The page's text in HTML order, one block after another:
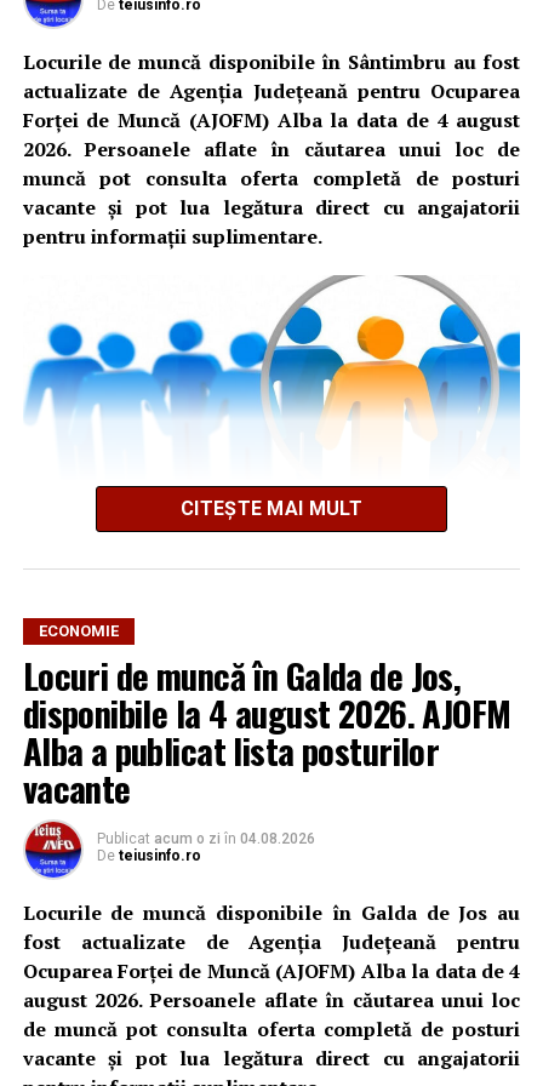
De teiusinfo.ro
Locurile de muncă disponibile în Sântimbru au fost
actualizate de Agenția Județeană pentru Ocuparea
Forței de Muncă (AJOFM) Alba la data de 4 august
2026. Persoanele aflate în căutarea unui loc de
muncă pot consulta oferta completă de posturi
vacante și pot lua legătura direct cu angajatorii
pentru informații suplimentare.
din comuna Sântimbru, valabilă la data de
2026. Oferta cuprinde posturi din mai multe domenii de
activitate, fiind adresată atât persoanelor cu experiență,
cât și celor aflate la început de carieră.
Cei interesați pot consulta toate locurile de muncă
disponibile accesând platforma oficială ANOFM,
selectând
fizice – Locuri de muncă vacante”
informații pot fi obținute direct de la sediul AJOFM Alba
sau de la agenția teritorială de care aparține persoana
aflată în căutarea unui loc de muncă.
Lista publicată de AJOFM Alba include, pe lângă
denumirea posturilor vacante din Sântimbru, și datele
de contact ale angajatorilor, precum numere de telefon
și adrese de e-mail, pentru ca persoanele interesate să
CITEȘTE MAI MULT
ECONOMIE
Locuri de muncă în Galda de Jos,
disponibile la 4 august 2026. AJOFM
Alba a publicat lista posturilor
vacante
Publicat acum o zi în 04.08.2026
De teiusinfo.ro
Locurile de muncă disponibile în Galda de Jos au
fost actualizate de Agenția Județeană pentru
Ocuparea Forței de Muncă (AJOFM) Alba la data de 4
august 2026. Persoanele aflate în căutarea unui loc
de muncă pot consulta oferta completă de posturi
vacante și pot lua legătura direct cu angajatorii